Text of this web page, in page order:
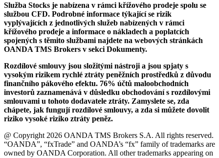
Služba Stocks je nabízena v rámci křížového prodeje spolu se
službou CFD. Podrobné informace týkající se rizik
vyplývajících z jednotlivých služeb nabízených v rámci
křížového prodeje a informace o nákladech a poplatcích
spojených s těmito službami najdete na webových stránkách
OANDA TMS Brokers v sekci Dokumenty.
Rozdílové smlouvy jsou složitými nástroji a jsou spjaty s
vysokým rizikem rychlé ztráty peněžních prostředků z důvodu
finančního pákového efektu. 76% účtů maloobchodních
investorů zaznamenává v důsledku obchodování s rozdílovými
smlouvami u tohoto dodavatele ztráty. Zamyslete se, zda
chápete, jak fungují rozdílové smlouvy, a zda si můžete dovolit
riziko vysoké riziko ztráty peněz.
@ Copyright 2026 OANDA TMS Brokers S.A. All rights reserved.
“OANDA”, “fxTrade” and OANDA’s “fx” family of trademarks are
owned by OANDA Corporation. All other trademarks appearing on